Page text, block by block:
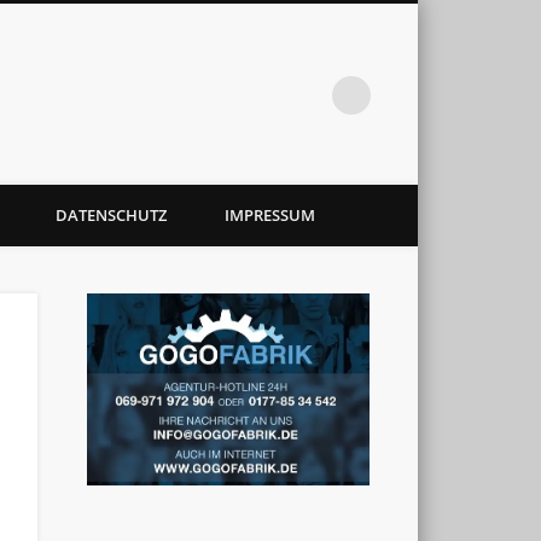
DATENSCHUTZ IMPRESSUM